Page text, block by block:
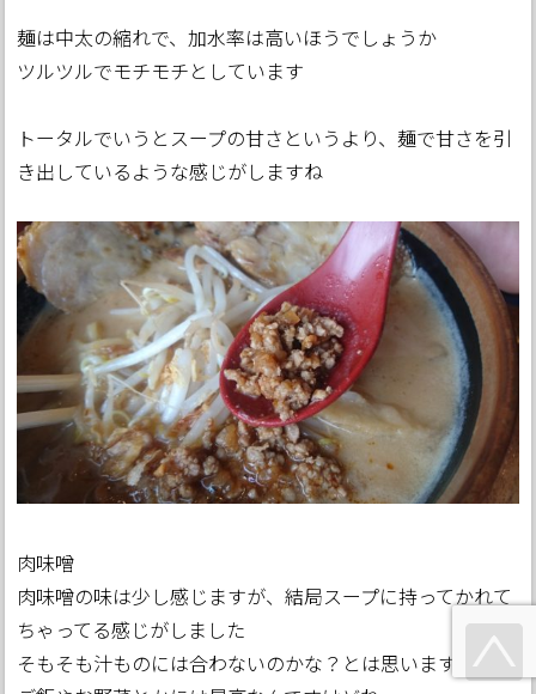
麺は中太の縮れで、加水率は高いほうでしょうか
ツルツルでモチモチとしています
トータルでいうとスープの甘さというより、麺で甘さを引
き出しているような感じがしますね
肉味噌
肉味噌の味は少し感じますが、結局スープに持ってかれて
ちゃってる感じがしました
そもそも汁ものには合わないのかな？とは思います